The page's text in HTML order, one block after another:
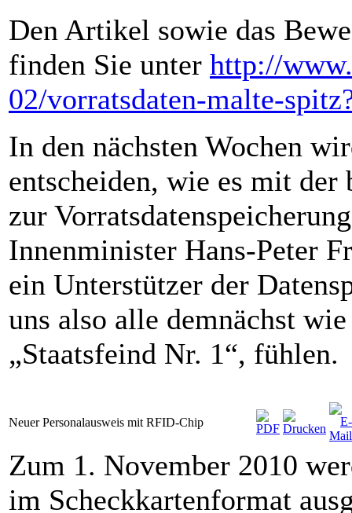
Den Artikel sowie das
finden Sie unter http://
02/vorratsdaten-malte-
In den nächsten Wochen
entscheiden, wie es mit der
zur
Innenminister Hans-Peter
ein Unterstützer der
uns also alle demnächst
„Staatsfeind Nr. 1“, fühlen.
Neuer Personalausweis mit RFID-Chip
Zum 1. November 2010
im Scheckkartenformat